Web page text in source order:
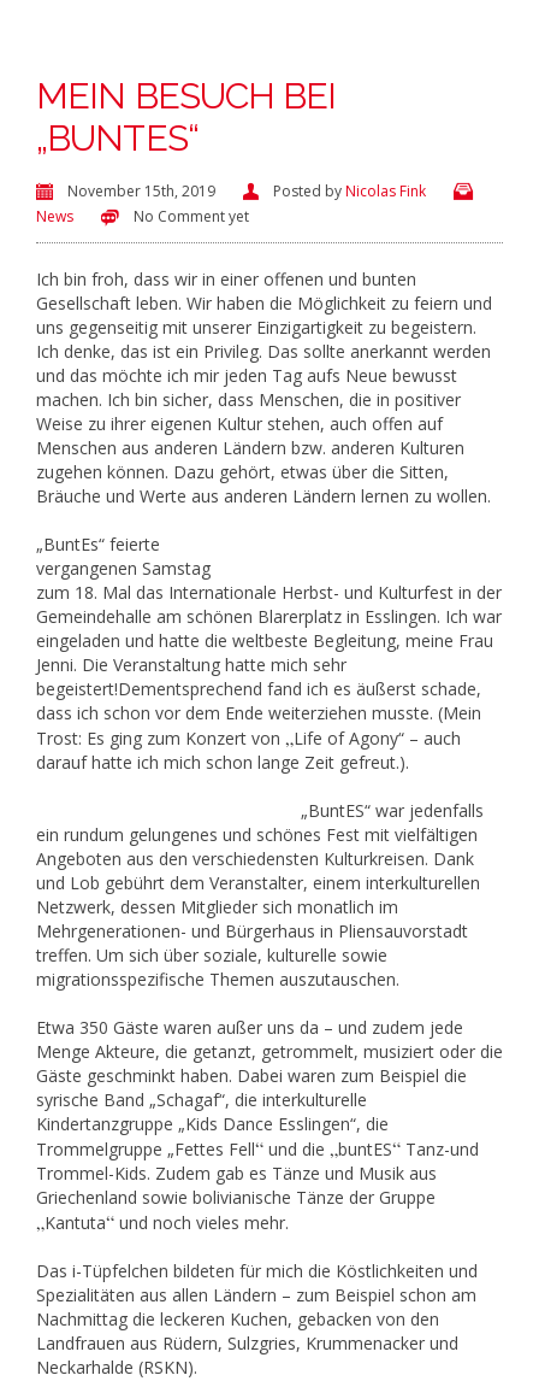
MEIN BESUCH BEI
„BUNTES“
November 15th, 2019 Posted byNicolas Fink
News
No Comment yet
Ich bin froh, dass wir in einer offenen und bunten
Gesellschaft leben. Wir haben die Möglichkeit zu feiern und
uns gegenseitig mit unserer Einzigartigkeit zu begeistern.
Ich denke, das ist ein Privileg. Das sollte anerkannt werden
und das möchte ich mir jeden Tag aufs Neue bewusst
machen. Ich bin sicher, dass Menschen, die in positiver
Weise zu ihrer eigenen Kultur stehen, auch offen auf
Menschen aus anderen Ländern bzw. anderen Kulturen
zugehen können. Dazu gehört, etwas über die Sitten,
Bräuche und Werte aus anderen Ländern lernen zu wollen.
„BuntEs“ feierte
vergangenen Samstag
zum 18. Mal das Internationale Herbst- und Kulturfest in der
Gemeindehalle am schönen Blarerplatz in Esslingen. Ich war
eingeladen und hatte die weltbeste Begleitung, meine Frau
Jenni. Die Veranstaltung hatte mich sehr
begeistert!Dementsprechend fand ich es äußerst schade,
dass ich schon vor dem Ende weiterziehen musste. (Mein
Trost: Es ging zum Konzert von „Life of Agony“ – auch
darauf hatte ich mich schon lange Zeit gefreut.).
„BuntES“ war jedenfalls
ein rundum gelungenes und schönes Fest mit vielfältigen
Angeboten aus den verschiedensten Kulturkreisen. Dank
und Lob gebührt dem Veranstalter, einem interkulturellen
Netzwerk, dessen Mitglieder sich monatlich im
Mehrgenerationen- und Bürgerhaus in Pliensauvorstadt
treffen. Um sich über soziale, kulturelle sowie
migrationsspezifische Themen auszutauschen.
Etwa 350 Gäste waren außer uns da – und zudem jede
Menge Akteure, die getanzt, getrommelt, musiziert oder die
Gäste geschminkt haben. Dabei waren zum Beispiel die
syrische Band „Schagaf“, die interkulturelle
Kindertanzgruppe „Kids Dance Esslingen“, die
Trommelgruppe „Fettes Fell“ und die „buntES“ Tanz-und
Trommel-Kids. Zudem gab es Tänze und Musik aus
Griechenland sowie bolivianische Tänze der Gruppe
„Kantuta“ und noch vieles mehr.
Das i-Tüpfelchen bildeten für mich die Köstlichkeiten und
Spezialitäten aus allen Ländern – zum Beispiel schon am
Nachmittag die leckeren Kuchen, gebacken von den
Landfrauen aus Rüdern, Sulzgries, Krummenacker und
Neckarhalde (RSKN).